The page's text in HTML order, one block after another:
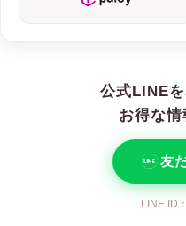
公式LINEを
お得な
友
LINE ID：